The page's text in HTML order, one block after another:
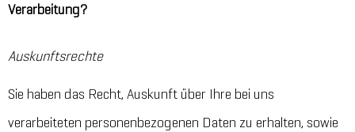
Verarbeitung?
Auskunftsrechte
Sie haben das Recht, Auskunft über Ihre bei uns
verarbeiteten personenbezogenen Daten zu erhalten, sowie